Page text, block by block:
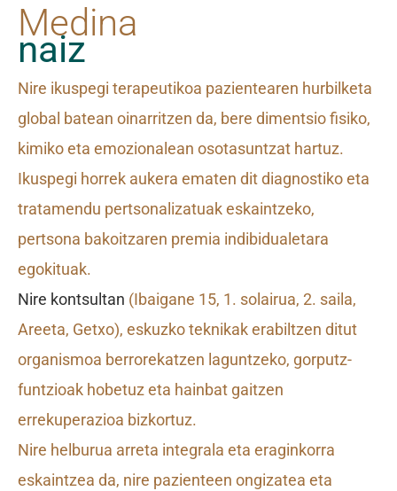
Medina
naiz
Nire ikuspegi terapeutikoa pazientearen hurbilketa
global batean oinarritzen da, bere dimentsio fisiko,
kimiko eta emozionalean osotasuntzat hartuz.
Ikuspegi horrek aukera ematen dit diagnostiko eta
tratamendu pertsonalizatuak eskaintzeko,
pertsona bakoitzaren premia indibidualetara
egokituak.
Nire kontsultan (Ibaigane 15, 1. solairua, 2. saila,
Areeta, Getxo), eskuzko teknikak erabiltzen ditut
organismoa berrorekatzen laguntzeko, gorputz-
funtzioak hobetuz eta hainbat gaitzen
errekuperazioa bizkortuz.
Nire helburua arreta integrala eta eraginkorra
eskaintzea da, nire pazienteen ongizatea eta